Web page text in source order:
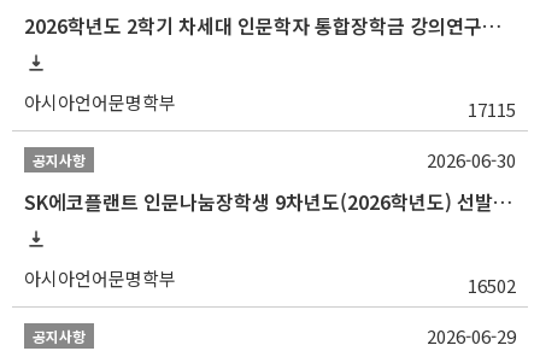
2026학년도 2학기 차세대 인문학자 통합장학금 강의연구조교 선발 안내(~7/8)
아시아언어문명학부 17115
공지사항
SK에코플랜트 인문나눔장학생 9차년도(2026학년도) 선발 안내(~7/20)
아시아언어문명학부 16502
2026-06-30
공지사항 2026-06-29